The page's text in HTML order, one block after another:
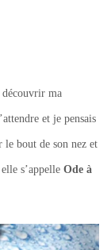
ma
et je pensais
bout de son nez et
s’appelle Ode à